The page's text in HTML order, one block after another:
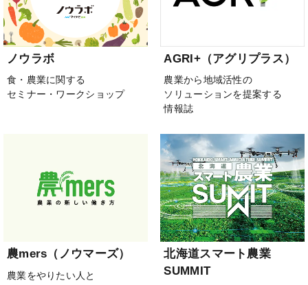
ノウラボ
食・農業に関する
セミナー・ワークショップ
AGRI+（アグリプラス）
農業から地域活性の
ソリューションを提案する
情報誌
農mers（ノウマーズ）
農業をやりたい人と
北海道スマート農業
SUMMIT